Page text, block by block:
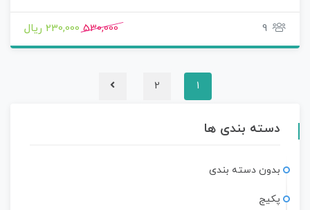
9
530,000 230,000 ریال
1
2
دسته بندی ها
بدون دسته بندی
پکیج